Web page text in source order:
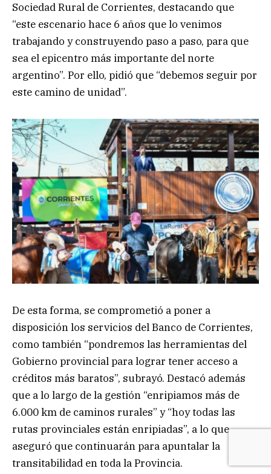
Sociedad Rural de Corrientes, destacando que
“este escenario hace 6 años que lo venimos
trabajando y construyendo paso a paso, para que
sea el epicentro más importante del norte
argentino”. Por ello, pidió que “debemos seguir por
este camino de unidad”.
De esta forma, se comprometió a poner a
disposición los servicios del Banco de Corrientes,
como también “pondremos las herramientas del
Gobierno provincial para lograr tener acceso a
créditos más baratos”, subrayó. Destacó además
que a lo largo de la gestión “enripiamos más de
6.000 km de caminos rurales” y “hoy todas las
rutas provinciales están enripiadas”, a lo que
aseguró que continuarán para apuntalar la
transitabilidad en toda la Provincia.